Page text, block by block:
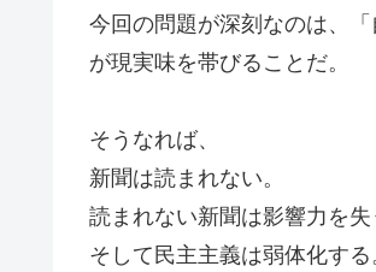
今回の問題が深刻なのは、
が現実味を帯びることだ。
そうなれば、
新聞は読まれない。
読まれない新聞は影響力を失
そして民主主義は弱体化する